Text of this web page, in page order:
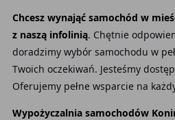
Chcesz wynająć samochód w
z naszą infolinią. Chętnie
doradzimy wybór samochodu w
Twoich oczekiwań. Jesteśmy
Oferujemy pełne wsparcie na
Wypożyczalnia samochodów